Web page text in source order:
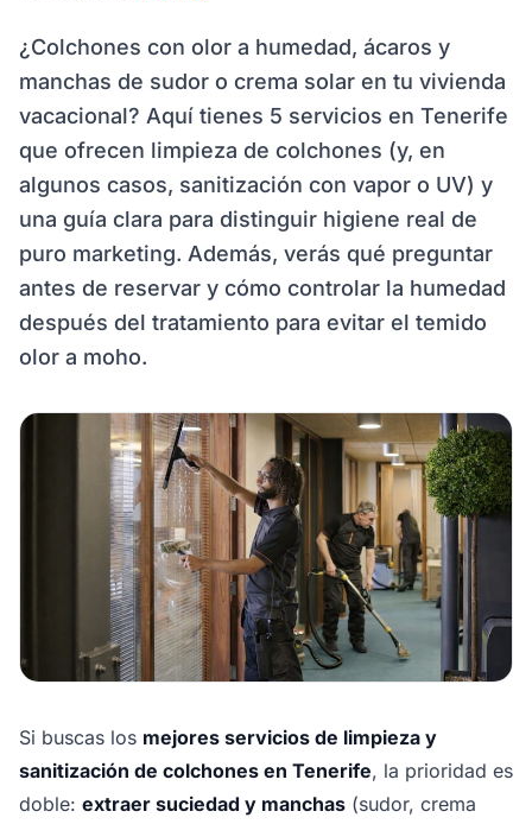
¿Colchones con olor a humedad, ácaros y
manchas de sudor o crema solar en tu vivienda
vacacional? Aquí tienes 5 servicios en Tenerife
que ofrecen limpieza de colchones (y, en
algunos casos, sanitización con vapor o UV) y
una guía clara para distinguir higiene real de
puro marketing. Además, verás qué preguntar
antes de reservar y cómo controlar la humedad
después del tratamiento para evitar el temido
olor a moho.
Si buscas los mejores servicios de limpieza y
sanitización de colchones en Tenerife, la prioridad es
doble: extraer suciedad y manchas (sudor, crema